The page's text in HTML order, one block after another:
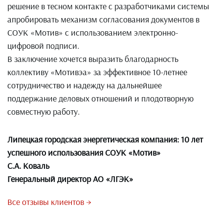
решение в тесном контакте с разработчиками системы
апробировать механизм согласования документов в
СОУК «Мотив» с использованием электронно-
цифровой подписи.
В заключение хочется выразить благодарность
коллективу «Мотивэа» за эффективное 10-летнее
сотрудничество и надежду на дальнейшее
поддержание деловых отношений и плодотворную
совместную работу.
Липецкая городская энергетическая компания: 10 лет
успешного использования СОУК «Мотив»
С.А. Коваль
Генеральный директор АО «ЛГЭК»
Все отзывы клиентов →